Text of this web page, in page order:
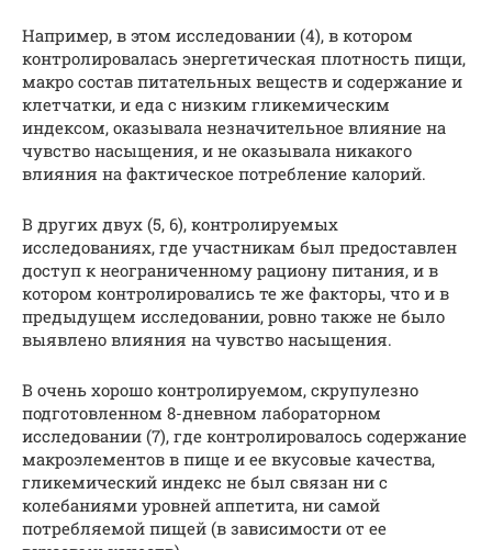
Например, в этом исследовании (4), в котором
контролировалась энергетическая плотность пищи,
макро состав питательных веществ и содержание и
клетчатки, и еда с низким гликемическим
индексом, оказывала незначительное влияние на
чувство насыщения, и не оказывала никакого
влияния на фактическое потребление калорий.
В других двух (5, 6), контролируемых
исследованиях, где участникам был предоставлен
доступ к неограниченному рациону питания, и в
котором контролировались те же факторы, что и в
предыдущем исследовании, ровно также не было
выявлено влияния на чувство насыщения.
В очень хорошо контролируемом, скрупулезно
подготовленном 8-дневном лабораторном
исследовании (7), где контролировалось содержание
макроэлементов в пище и ее вкусовые качества,
гликемический индекс не был связан ни с
колебаниями уровней аппетита, ни самой
потребляемой пищей (в зависимости от ее